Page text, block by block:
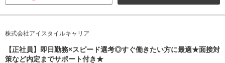
株式会社アイスタイルキャリア
【正社員】即日勤務×スピード選考◎すぐ働きたい方に最適★面接対
策など内定までサポート付き★